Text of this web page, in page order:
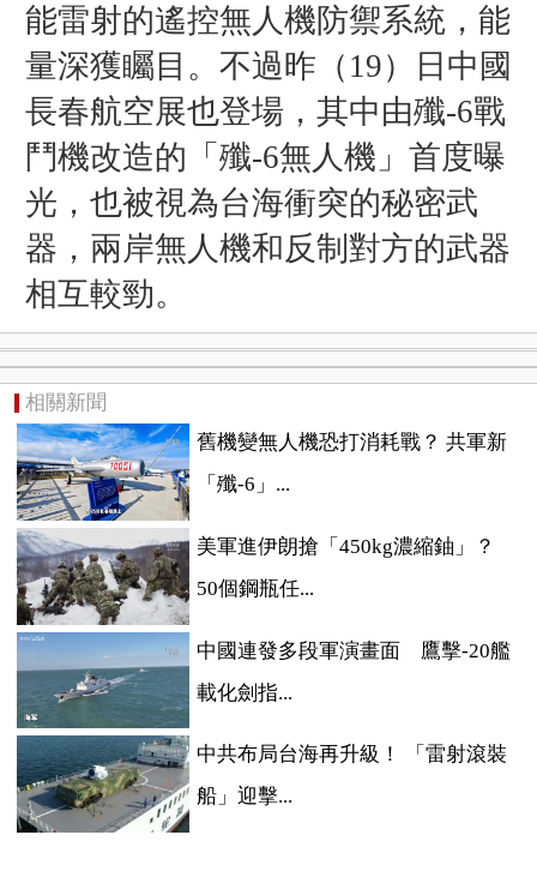
能雷射的遙控無人機防禦系統，能
量深獲矚目。不過昨（19）日中國
長春航空展也登場，其中由殲-6戰
鬥機改造的「殲-6無人機」首度曝
光，也被視為台海衝突的秘密武
器，兩岸無人機和反制對方的武器
相互較勁。
相關新聞
舊機變無人機恐打消耗戰？ 共軍新
「殲-6」...
美軍進伊朗搶「450kg濃縮鈾」？
50個鋼瓶任...
中國連發多段軍演畫面 鷹擊-20艦
載化劍指...
中共布局台海再升級！ 「雷射滾裝
船」迎擊...